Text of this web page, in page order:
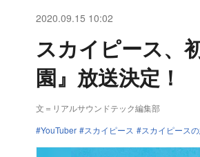
2020.09.15 10:02
スカイピース、
園』放送決定！
文＝リアルサウンドテック編集部
YouTuber
スカイピース スカイピース